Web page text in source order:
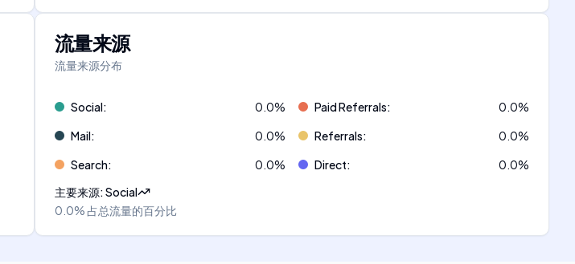
流量来源
流量来源分布
Social: 0.0% Paid Referrals: 0.0%
Mail: 0.0% Referrals: 0.0%
Search: 0.0% Direct: 0.0%
主要来源:Social
0.0%占总流量的百分比